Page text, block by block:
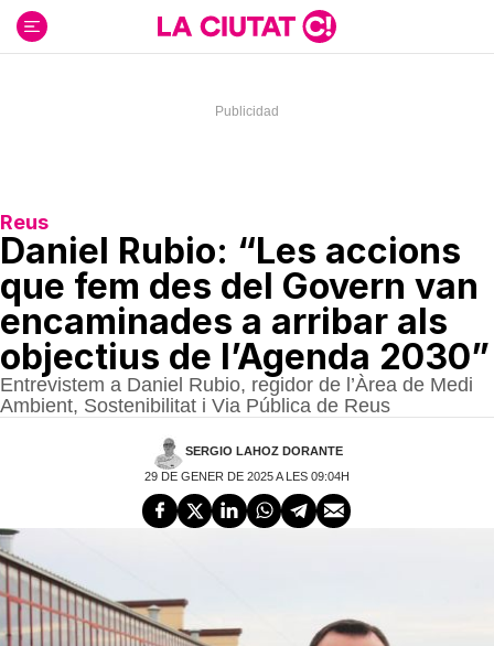
contenido
Reus
Daniel Rubio: “Les accions
que fem des del Govern van
encaminades a arribar als
objectius de l’Agenda 2030”
Entrevistem a Daniel Rubio, regidor de l’Àrea de Medi
Ambient, Sostenibilitat i Via Pública de Reus
SERGIO LAHOZ DORANTE
29 DE GENER DE 2025 A LES 09:04H